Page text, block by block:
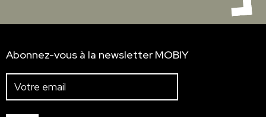
Abonnez-vous à la newsletter MOBIY